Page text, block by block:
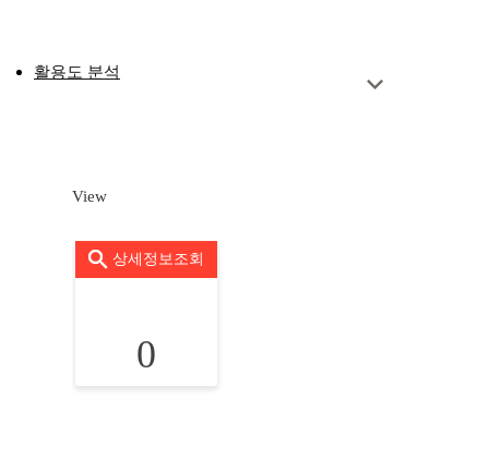
활용도 분석
View
상세정보조회
0